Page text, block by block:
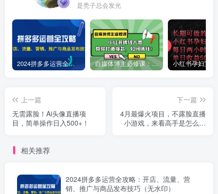
是秃子总会发光
2024拼多多运营全攻略：开店、流量、营销、推广与商品发布技巧（无水印） 自媒体博主必修课：小红书搞钱大赏，教你打造爆款，如何搞钱（11节课）
上一篇
无需露脸！Ai头像直播项
目，简单操作日入500+！
下一篇
4月最爆火项目，不露脸直播
小游戏，来看高手是怎么赚
相关推荐
2024拼多多运营全攻略：开店、流量、营
销、推广与商品发布技巧（无水印）